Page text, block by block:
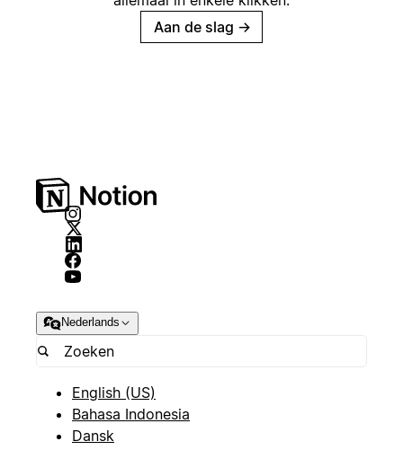
Aan de slag →
Nederlands
English (US)
Bahasa Indonesia
Dansk